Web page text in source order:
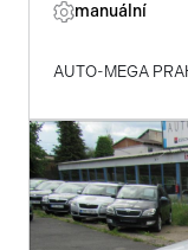
manuální
AUTO-MEGA